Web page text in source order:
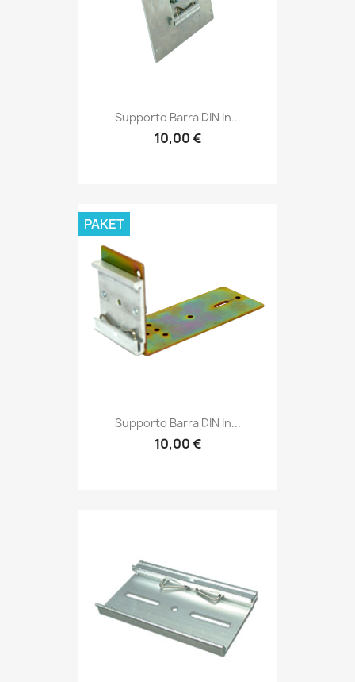
Supporto Barra DIN In...
10,00 €
Supporto Barra DIN In...
10,00 €
PAKET